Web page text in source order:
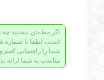
اگر مطمئن نیستید
است، لطفا با شماره
شما را راهنمایی کنیم
مناسب به شما ارائه